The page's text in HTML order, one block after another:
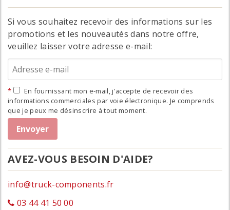
Si vous souhaitez recevoir des informations sur les
promotions et les nouveautés dans notre offre,
veuillez laisser votre adresse e-mail:
En fournissant mon e-mail, j'accepte de recevoir des
informations commerciales par voie électronique. Je comprends
que je peux me désinscrire à tout moment.
AVEZ-VOUS BESOIN D'AIDE?
info@truck-components.fr
03 44 41 50 00